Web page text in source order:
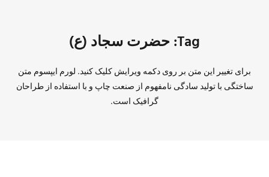
Tag: حضرت سجاد (ع)
برای تغییر این متن بر روی دکمه ویرایش کلیک کنید. لورم ایپسوم متن
ساختگی با تولید سادگی نامفهوم از صنعت چاپ و با استفاده از طراحان
گرافیک است.